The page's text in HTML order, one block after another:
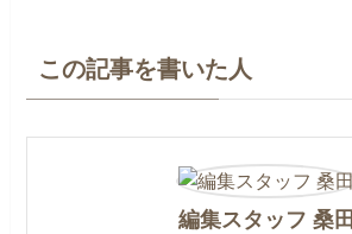
この記事を書いた人
編集スタッフ 桑田